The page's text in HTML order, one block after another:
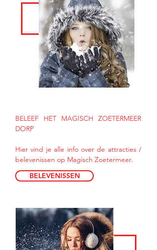
BELEEF HET MAGISCH ZOETERMEER
DORP
Hier vind je alle info over de attracties /
belevenissen op Magisch Zoetermeer.
BELEVENISSEN